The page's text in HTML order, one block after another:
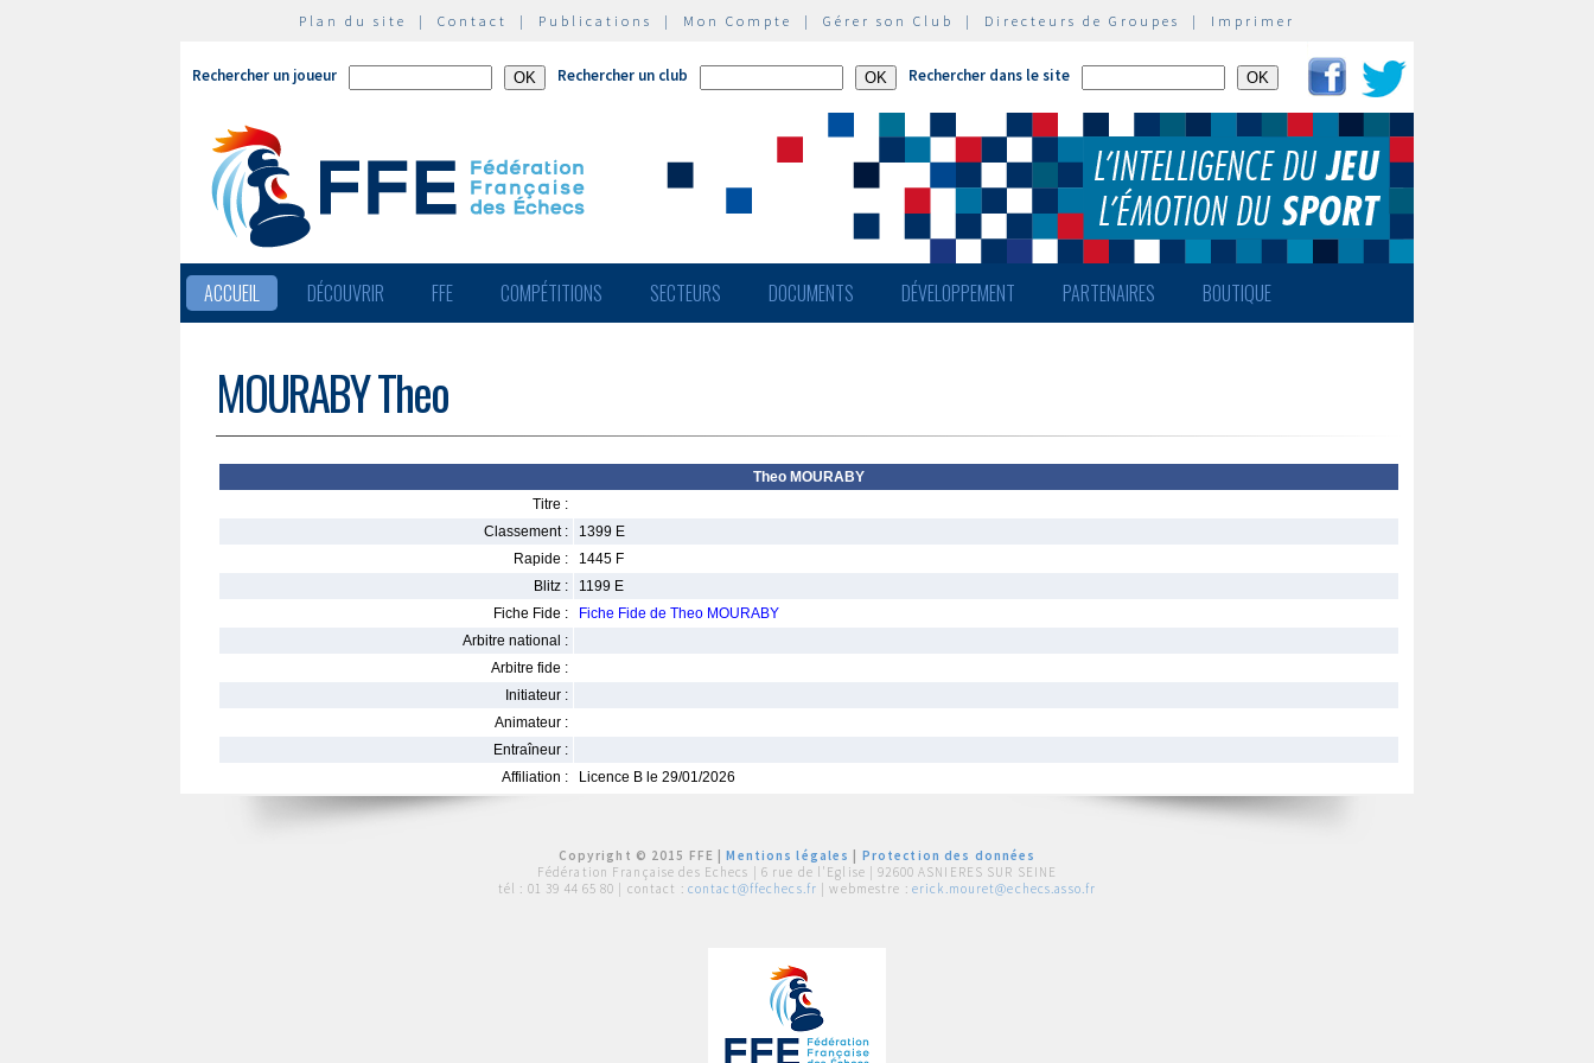
Plan du site | Contact | Publications | Mon Compte | Gérer son Club | Directeurs de Groupes | Imprimer
Rechercher un joueur Rechercher un club Rechercher dans le site
ACCUEIL DÉCOUVRIR FFE COMPÉTITIONS SECTEURS DOCUMENTS DÉVELOPPEMENT PARTENAIRES BOUTIQUE
MOURABY Theo
Theo MOURABY
Titre :
Classement :
1399 E
Rapide :
1445 F
Blitz :
1199 E
Fiche Fide :
Fiche Fide de Theo MOURABY
Arbitre national :
Arbitre fide :
Initiateur :
Animateur :
Entraîneur :
Affiliation :
Licence B le 29/01/2026
Copyright © 2015 FFE |Mentions légales
Protection des données
Fédération Française des Echecs | 6 rue de l'Eglise | 92600 ASNIERES SUR SEINE
tél : 01 39 44 65 80 | contact : contact@ffechecs.fr | webmestre : erick.mouret@echecs.asso.fr